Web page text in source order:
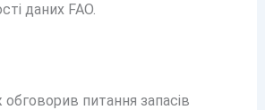
даних FAO.
питання запасів